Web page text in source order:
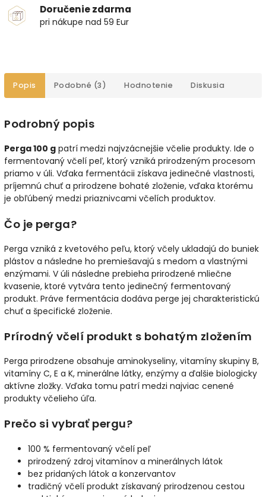
Doručenie zdarma
pri nákupe nad 59 Eur
Popis Podobné (3) Hodnotenie Diskusia
Podrobný popis
Perga 100 g patrí medzi najvzácnejšie včelie produkty. Ide o
fermentovaný včelí peľ, ktorý vzniká prirodzeným procesom
priamo v úli. Vďaka fermentácii získava jedinečné vlastnosti,
príjemnú chuť a prirodzene bohaté zloženie, vďaka ktorému
je obľúbený medzi priaznivcami včelích produktov.
Čo je perga?
Perga vzniká z kvetového peľu, ktorý včely ukladajú do buniek
plástov a následne ho premiešavajú s medom a vlastnými
enzýmami. V úli následne prebieha prirodzené mliečne
kvasenie, ktoré vytvára tento jedinečný fermentovaný
produkt. Práve fermentácia dodáva perge jej charakteristickú
chuť a špecifické zloženie.
Prírodný včelí produkt s bohatým zložením
Perga prirodzene obsahuje aminokyseliny, vitamíny skupiny B,
vitamíny C, E a K, minerálne látky, enzýmy a ďalšie biologicky
aktívne zložky. Vďaka tomu patrí medzi najviac cenené
produkty včelieho úľa.
Prečo si vybrať pergu?
100 % fermentovaný včelí peľ
prirodzený zdroj vitamínov a minerálnych látok
bez pridaných látok a konzervantov
tradičný včelí produkt získavaný prirodzenou cestou